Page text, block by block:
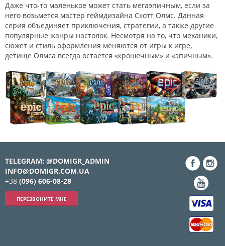
Даже что-то маленькое может стать мегаэпичным, если за
него возьмется мастер геймдизайна Скотт Олмс. Данная
серия объединяет приключения, стратегии, а также другие
популярные жанры настолок. Несмотря на то, что механики,
сюжет и стиль оформления меняются от игры к игре,
детище Олмса всегда остается «крошечным» и «эпичным».
TELEGRAM: @DOMIGR_ADMIN
INFO@DOMIGR.COM.UA
+38 (096) 606-08-28
ПЕРЕЗВОНИТЕ МНЕ